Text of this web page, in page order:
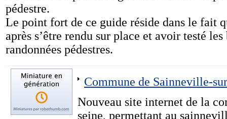
pédestre.
Le point fort de ce guide réside dans le fait
après s’être rendu sur place et avoir testé les
randonnées pédestres.
Commune de Sainneville-
Nouveau site internet de la
seine, permettant au